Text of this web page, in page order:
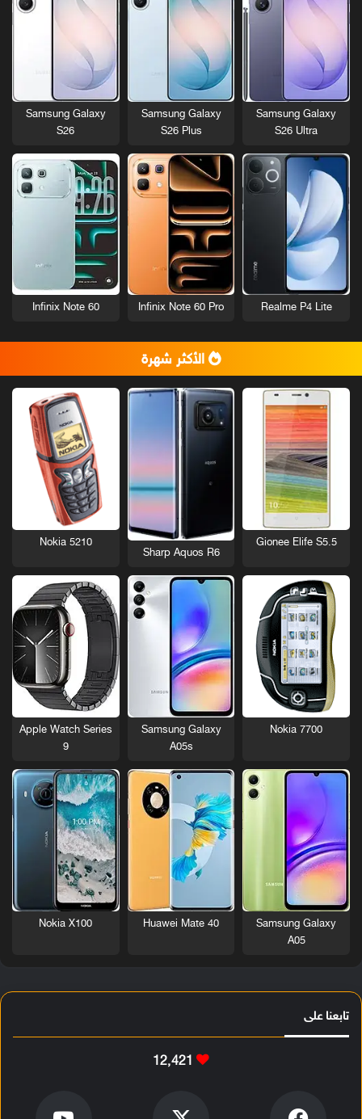
Samsung Galaxy
S26 Ultra
Samsung Galaxy
S26 Plus
Samsung Galaxy
S26
Realme P4 Lite
Infinix Note 60 Pro
Infinix Note 60
الأكثر شهرة
Gionee Elife S5.5
Sharp Aquos R6
Nokia 5210
Nokia 7700
Samsung Galaxy
A05s
Apple Watch Series
9
Samsung Galaxy
A05
Huawei Mate 40
Nokia X100
تابعنا على
12٬421